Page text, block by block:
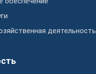
деятельность